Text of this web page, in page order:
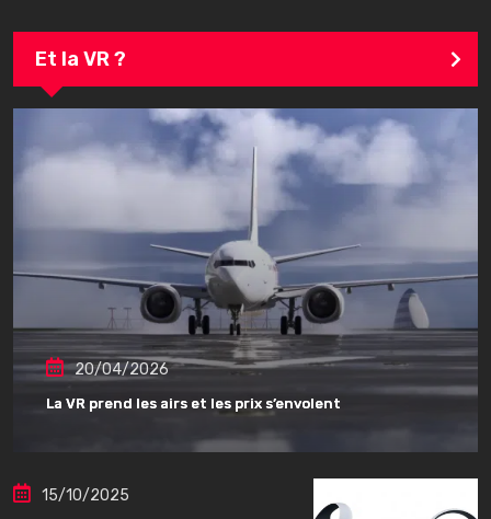
Et la VR ?
20/04/2026
La VR prend les airs et les prix s’envolent
15/10/2025